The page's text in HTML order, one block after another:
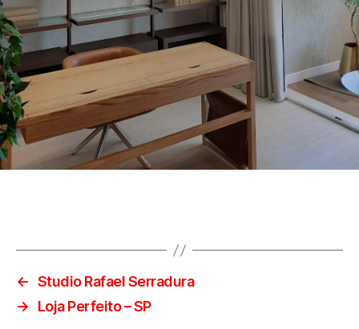
← Studio Rafael Serradura
→
Loja Perfeito – SP